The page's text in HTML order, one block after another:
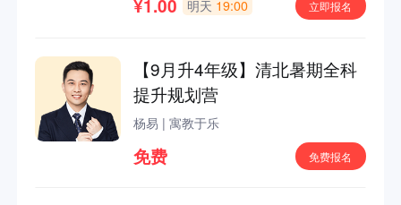
¥1.00 明天 19:00 立即报名
【9月升4年级】清北暑期全科
提升规划营
杨易 | 寓教于乐
免费 免费报名